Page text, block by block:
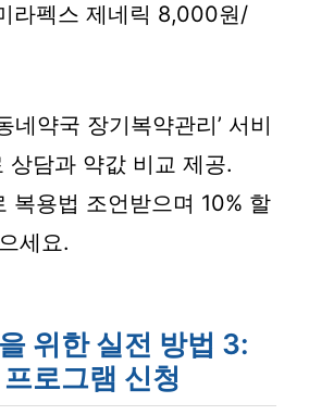
라펙스 제네릭 8,000원/
네약국 장기복약관리’ 서비
상담과 약값 비교 제공.
복용법 조언받으며 10% 할
세요.
위한 실전 방법 3:
로그램 신청